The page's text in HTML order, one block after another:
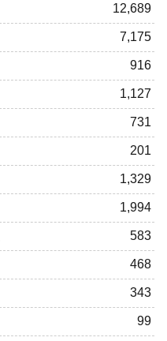
12,689
7,175
916
1,127
731
201
1,329
1,994
583
468
343
99